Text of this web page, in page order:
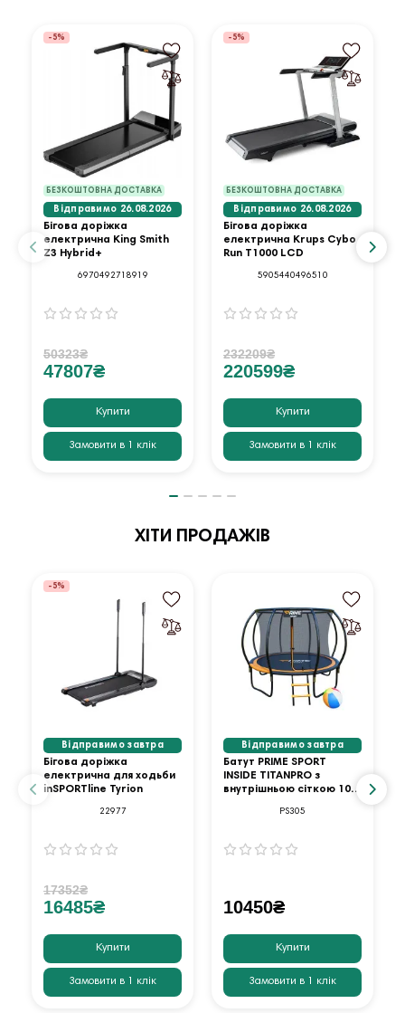
БЕЗКОШТОВНА ДОСТАВКА
-5%
Відправимо 26.08.2026
Бігова доріжка
електрична King Smith
Z3 Hybrid+
6970492718919
50323₴
47807₴
Купити
Замовити в 1 клік
БЕЗКОШТОВНА ДОСТАВКА
-5%
Відправимо 26.08.2026
Бігова доріжка
електрична Krups Cybo
Run T1000 LCD
5905440496510
232209₴
220599₴
Купити
Замовити в 1 клік
ХІТИ ПРОДАЖІВ
-5%
Відправимо завтра
Бігова доріжка
електрична для ходьби
inSPORTline Tyrion
22977
17352₴
16485₴
Купити
Замовити в 1 клік
Відправимо завтра
Батут PRIME SPORT
INSIDE TITANPRO з
внутрішньою сіткою 10
PS305
10450₴
Купити
Замовити в 1 клік